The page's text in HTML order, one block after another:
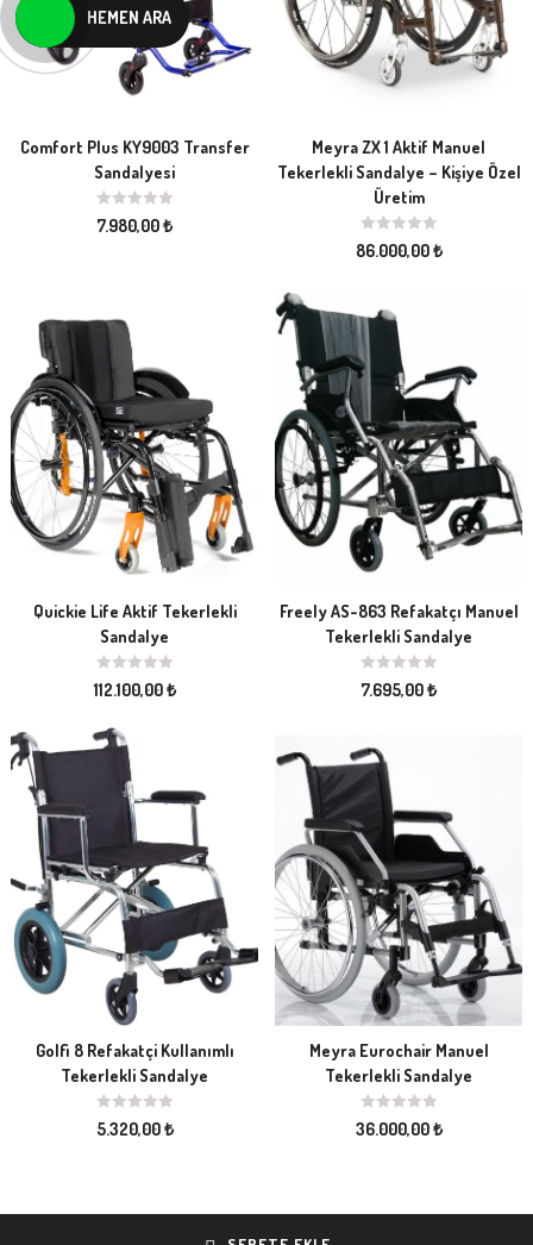
Comfort Plus KY9003 Transfer
Sandalyesi
7.980,00₺
Meyra ZX 1 Aktif Manuel
Tekerlekli Sandalye – Kişiye Özel
Üretim
86.000,00₺
Quickie Life Aktif Tekerlekli
Sandalye
112.100,00₺
Freely AS-863 Refakatçı Manuel
Tekerlekli Sandalye
7.695,00₺
Golfi 8 Refakatçi Kullanımlı
Tekerlekli Sandalye
5.320,00₺
Meyra Eurochair Manuel
Tekerlekli Sandalye
36.000,00₺
HEMEN ARA